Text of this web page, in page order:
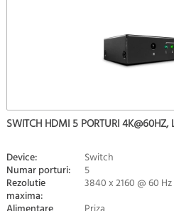
SWITCH HDMI 5 PORTURI 4K@60HZ,
Device: Switch
Numar porturi: 5
Rezolutie
maxima:
3840 x 2160 @ 60 Hz